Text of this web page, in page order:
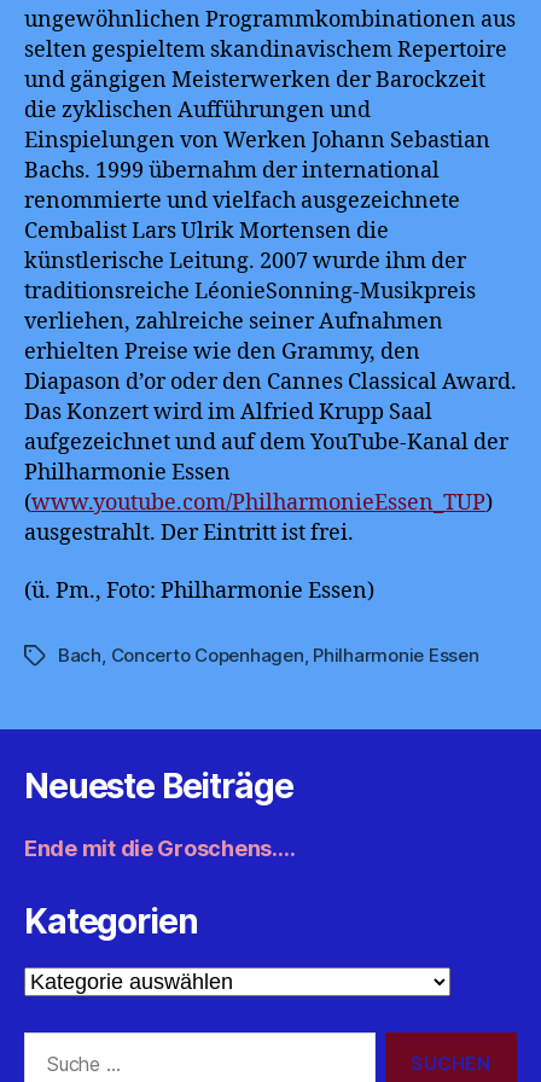
ungewöhnlichen Programmkombinationen aus
selten gespieltem skandinavischem Repertoire
und gängigen Meisterwerken der Barockzeit
die zyklischen Aufführungen und
Einspielungen von Werken Johann Sebastian
Bachs. 1999 übernahm der international
renommierte und vielfach ausgezeichnete
Cembalist Lars Ulrik Mortensen die
künstlerische Leitung. 2007 wurde ihm der
traditionsreiche LéonieSonning-Musikpreis
verliehen, zahlreiche seiner Aufnahmen
erhielten Preise wie den Grammy, den
Diapason d’or oder den Cannes Classical Award.
Das Konzert wird im Alfried Krupp Saal
aufgezeichnet und auf dem YouTube-Kanal der
Philharmonie Essen
(www.youtube.com/PhilharmonieEssen_TUP)
ausgestrahlt. Der Eintritt ist frei.
(ü. Pm., Foto: Philharmonie Essen)
Schlagwörter
Bach Concerto Copenhagen Philharmonie Essen
Neueste Beiträge
Ende mit die Groschens….
Kategorien
Kategorien
nach: